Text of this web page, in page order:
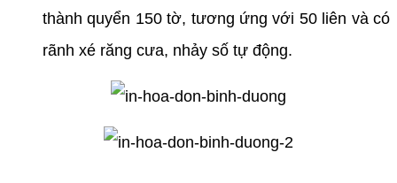
thành quyển 150 tờ, tương ứng với 50 liên và có
rãnh xé răng cưa, nhảy số tự động.